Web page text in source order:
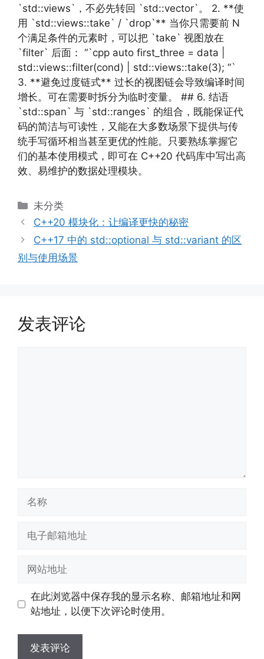
`std::views`，不必先转回 `std::vector`。 2. **使
用 `std::views::take` / `drop`** 当你只需要前 N
个满足条件的元素时，可以把 `take` 视图放在
`filter` 后面： “`cpp auto first_three = data |
std::views::filter(cond) | std::views::take(3); “`
3. **避免过度链式** 过长的视图链会导致编译时间
增长。可在需要时拆分为临时变量。 ## 6. 结语
`std::span` 与 `std::ranges` 的组合，既能保证代
码的简洁与可读性，又能在大多数场景下提供与传
统手写循环相当甚至更优的性能。只要熟练掌握它
们的基本使用模式，即可在 C++20 代码库中写出高
效、易维护的数据处理模块。
分
类
未分类
C++20 模块化：让编译更快的秘密
C++17 中的 std::optional 与 std::variant 的区
别与使用场景
发表评论
址
址
在此浏览器中保存我的显示名称、邮箱地址和网
站地址，以便下次评论时使用。